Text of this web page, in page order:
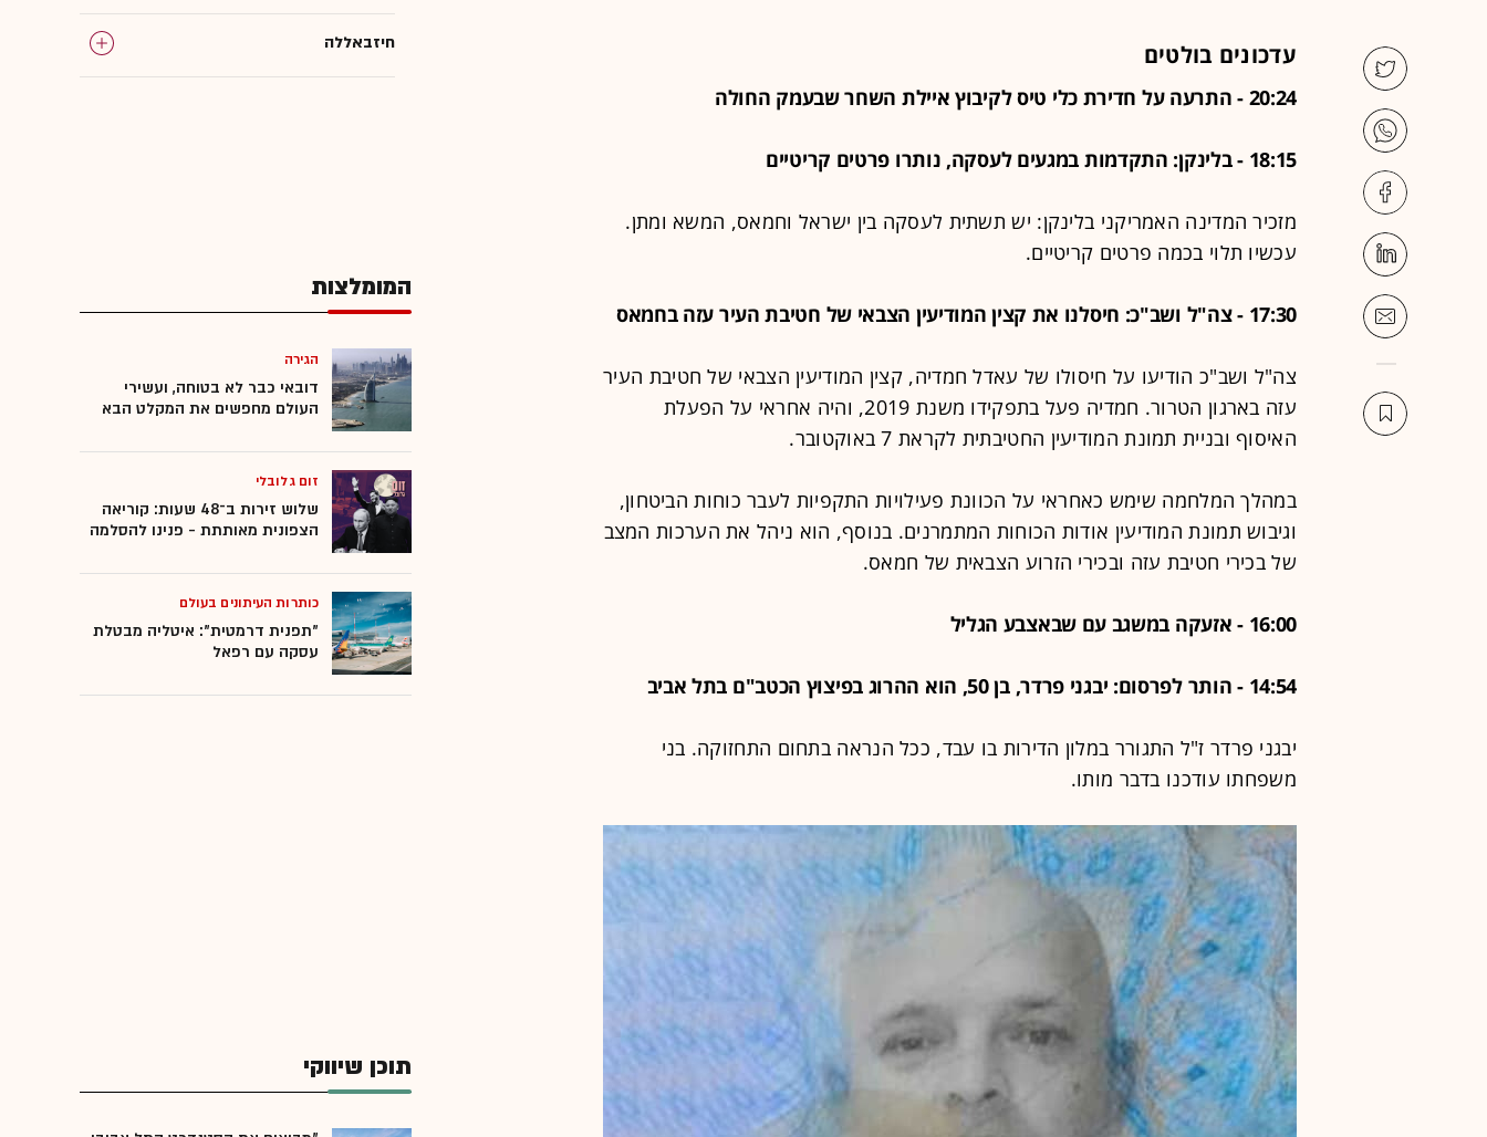
עדכונים בולטים
20:24 - התרעה על חדירת כלי טיס לקיבוץ איילת השחר שבעמק החולה
18:15 - בלינקן: התקדמות במגעים לעסקה, נותרו פרטים קריטיים
מזכיר המדינה האמריקני בלינקן: יש תשתית לעסקה בין ישראל וחמאס, המשא ומתן.
עכשיו תלוי בכמה פרטים קריטיים.
17:30 - צה"ל ושב"כ: חיסלנו את קצין המודיעין הצבאי של חטיבת העיר עזה בחמאס
צה"ל ושב"כ הודיעו על חיסולו של עאדל חמדיה, קצין המודיעין הצבאי של חטיבת העיר
עזה בארגון הטרור. חמדיה פעל בתפקידו משנת 2019, והיה אחראי על הפעלת
האיסוף ובניית תמונת המודיעין החטיבתית לקראת 7 באוקטובר.
במהלך המלחמה שימש כאחראי על הכוונת פעילויות התקפיות לעבר כוחות הביטחון,
וגיבוש תמונת המודיעין אודות הכוחות המתמרנים. בנוסף, הוא ניהל את הערכות המצב
של בכירי חטיבת עזה ובכירי הזרוע הצבאית של חמאס.
16:00 - אזעקה במשגב עם שבאצבע הגליל
14:54 - הותר לפרסום: יבגני פרדר, בן 50, הוא ההרוג בפיצוץ הכטב"ם בתל אביב
יבגני פרדר ז"ל התגורר במלון הדירות בו עבד, ככל הנראה בתחום התחזוקה. בני
משפחתו עודכנו בדבר מותו.
חיזבאללה
המומלצות
הגירה
דובאי כבר לא בטוחה, ועשירי
העולם מחפשים את המקלט הבא
זום גלובלי
שלוש זירות ב־48 שעות: קוריאה
הצפונית מאותתת - פנינו להסלמה
כותרות העיתונים בעולם
"תפנית דרמטית": איטליה מבטלת
עסקה עם רפאל
תוכן שיווקי